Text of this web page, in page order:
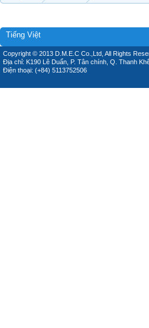
Tiếng Việt
Copyright © 2013 D.M.E.C Co.,Ltd, All Rights
Địa chỉ: K190 Lê Duẩn, P. Tân chính, Q. Thanh
Điện thoại: (+84) 5113752506